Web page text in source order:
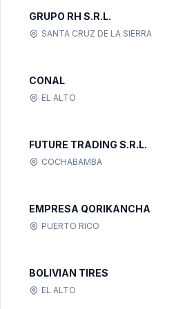
GRUPO RH S.R.L.
SANTA CRUZ DE LA SIERRA
CONAL
EL ALTO
FUTURE TRADING S.R.L.
COCHABAMBA
EMPRESA QORIKANCHA
PUERTO RICO
BOLIVIAN TIRES
EL ALTO